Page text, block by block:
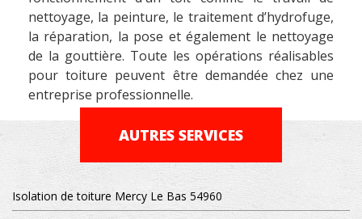
nettoyage, la peinture, le traitement d’hydrofuge,
la réparation, la pose et également le nettoyage
de la gouttière. Toute les opérations réalisables
pour toiture peuvent être demandée chez une
entreprise professionnelle.
AUTRES SERVICES
Isolation de toiture Mercy Le Bas 54960